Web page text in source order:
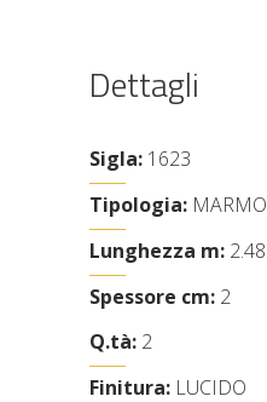
Dettagli
Sigla: 1623
Tipologia: MARMO
Lunghezza m: 2.48
Spessore cm: 2
Q.tà: 2
Finitura: LUCIDO